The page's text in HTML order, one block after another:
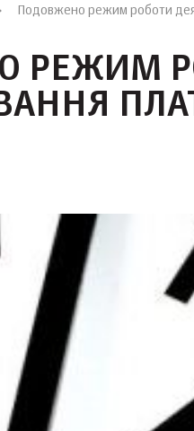
Подовжено режим роботи
РЕЖИМ